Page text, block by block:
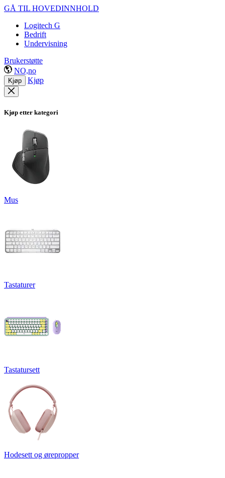
GÅ TIL HOVEDINNHOLD
Logitech G
Bedrift
Undervisning
Brukerstøtte
NO,no
Kjøp Kjøp
Kjøp etter kategori
Mus
Tastaturer
Tastatursett
Hodesett og ørepropper